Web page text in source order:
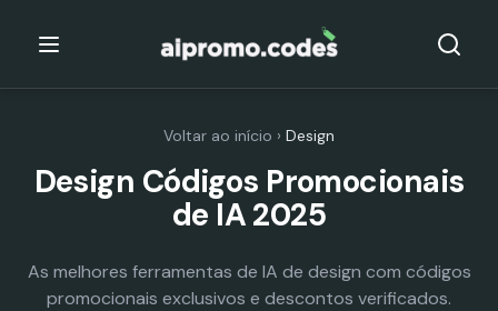
Voltar ao início › Design
Design Códigos Promocionais
de IA 2025
As melhores ferramentas de IA de design com códigos
promocionais exclusivos e descontos verificados.